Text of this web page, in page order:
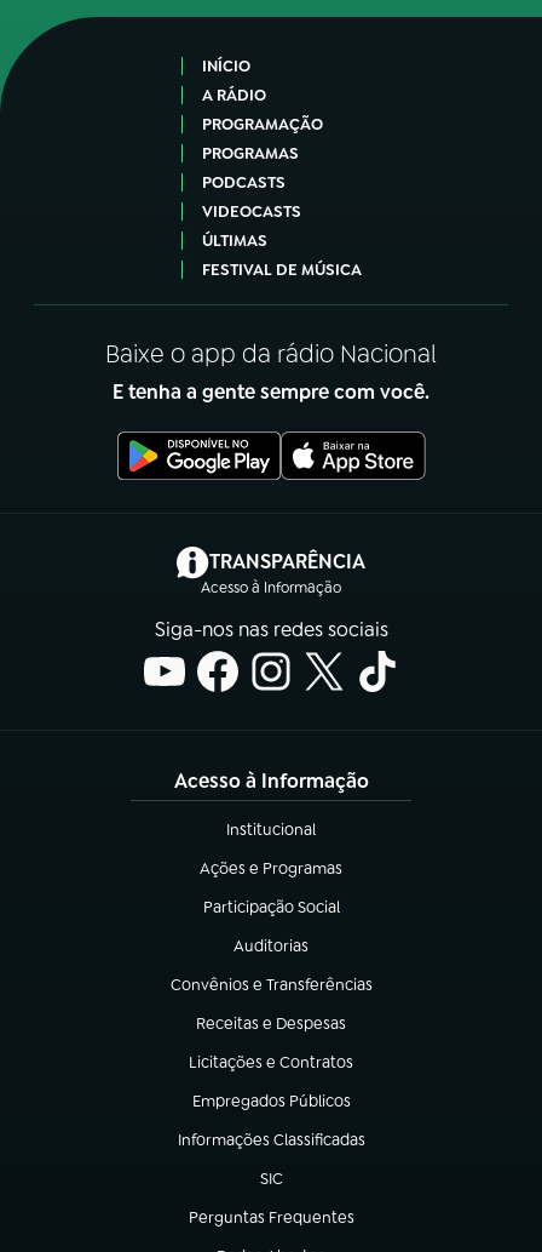
INÍCIO
A RÁDIO
PROGRAMAÇÃO
PROGRAMAS
PODCASTS
VIDEOCASTS
ÚLTIMAS
FESTIVAL DE MÚSICA
Baixe o app da rádio Nacional
E tenha a gente sempre com você.
TRANSPARÊNCIA
Acesso à Informação
(abre em nova aba)
Siga-nos nas redes sociais
Acesso à Informação
Institucional
(abre em nova aba)
Ações e Programas
(abre em nova aba)
Participação Social
(abre em nova aba)
Auditorias
(abre em nova aba)
Convênios e Transferências
(abre em nova aba)
Receitas e Despesas
(abre em nova aba)
Licitações e Contratos
(abre em nova aba)
Empregados Públicos
(abre em nova aba)
Informações Classificadas
(abre em nova aba)
SIC
(abre em nova aba)
Perguntas Frequentes
(abre em nova aba)